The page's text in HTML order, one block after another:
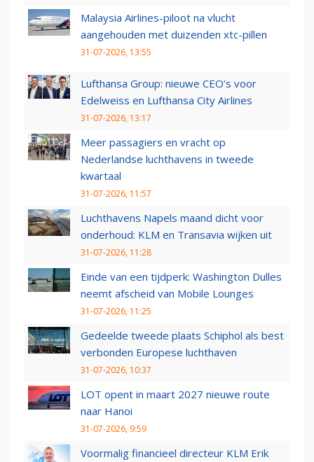
Malaysia Airlines-piloot na vlucht
aangehouden met duizenden xtc-pillen
31-07-2026, 13:55
Lufthansa Group: nieuwe CEO’s voor
Edelweiss en Lufthansa City Airlines
31-07-2026, 13:17
Meer passagiers en vracht op
Nederlandse luchthavens in tweede
kwartaal
31-07-2026, 11:57
Luchthavens Napels maand dicht voor
onderhoud: KLM en Transavia wijken uit
31-07-2026, 11:28
Einde van een tijdperk: Washington Dulles
neemt afscheid van Mobile Lounges
31-07-2026, 11:25
Gedeelde tweede plaats Schiphol als best
verbonden Europese luchthaven
31-07-2026, 10:37
LOT opent in maart 2027 nieuwe route
naar Hanoi
31-07-2026, 9:59
Voormalig financieel directeur KLM Erik